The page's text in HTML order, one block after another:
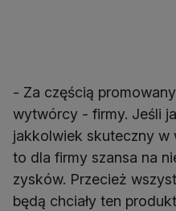
- Za częścią
wytwórcy - firmy. Jeśli
jakkolwiek skuteczny w
to dla firmy szansa na
zysków. Przecież
będą chciały ten